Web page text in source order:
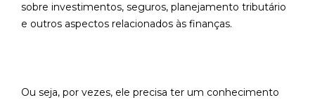
sobre investimentos, seguros, planejamento tributário
e outros aspectos relacionados às finanças.
Ou seja, por vezes, ele precisa ter um conhecimento